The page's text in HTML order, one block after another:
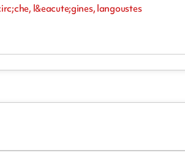
l&eacute;gines, langoustes